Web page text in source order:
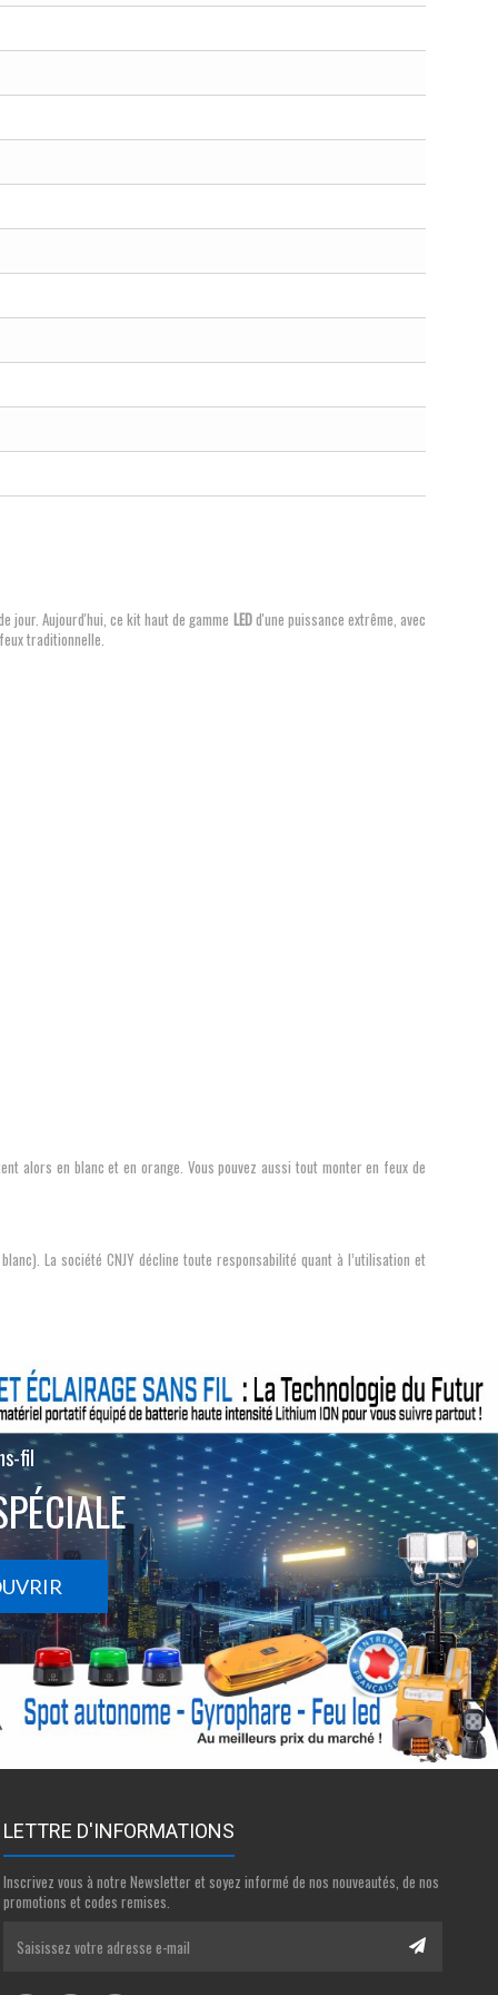
jour. Aujourd'hui, ce kit haut de gamme LEDd'une puissance extrême, avec
traditionnelle.
alors en blanc et en orange. Vous pouvez aussi tout monter en feux de
La société CNJY décline toute responsabilité quant à l’utilisation et
fil
LETTRE D'INFORMATIONS
Inscrivez vous à notre Newsletter et soyez informé de nos nouveautés, de nos
promotions et codes remises.